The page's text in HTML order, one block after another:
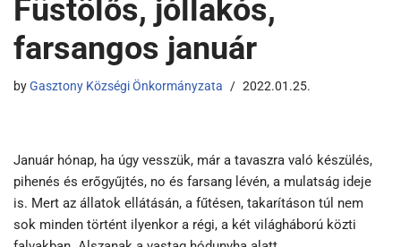
Füstölős, jóllakós,
farsangos január
byGasztony Községi Önkormányzata 2022.01.25.
Január hónap, ha úgy vesszük, már a tavaszra való készülés,
pihenés és erőgyűjtés, no és farsang lévén, a mulatság ideje
is. Mert az állatok ellátásán, a fűtésen, takarításon túl nem
sok minden történt ilyenkor a régi, a két világháború közti